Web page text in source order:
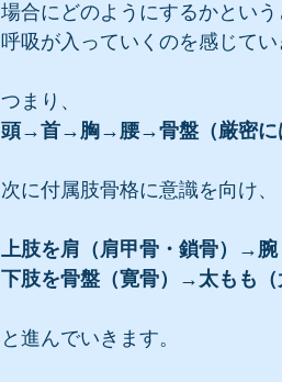
場合にどのようにするかとい
呼吸が入っていくのを感じてい
つまり、
頭→首→胸→腰→骨盤（厳密に
次に付属肢骨格に意識を向け、
上肢を肩（肩甲骨・鎖骨）→
下肢を骨盤（寛骨）→太もも
と進んでいきます。